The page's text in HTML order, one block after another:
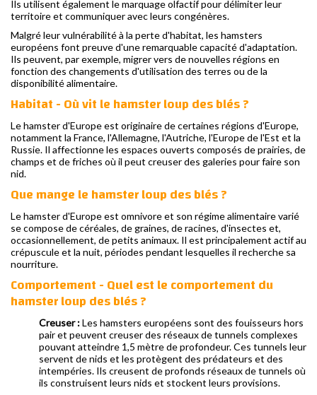
Ils utilisent également le marquage olfactif pour délimiter leur
territoire et communiquer avec leurs congénères.
Malgré leur vulnérabilité à la perte d'habitat, les hamsters
européens font preuve d'une remarquable capacité d'adaptation.
Ils peuvent, par exemple, migrer vers de nouvelles régions en
fonction des changements d'utilisation des terres ou de la
disponibilité alimentaire.
Habitat - Où vit le hamster loup des blés ?
Le hamster d'Europe est originaire de certaines régions d'Europe,
notamment la France, l'Allemagne, l'Autriche, l'Europe de l'Est et la
Russie. Il affectionne les espaces ouverts composés de prairies, de
champs et de friches où il peut creuser des galeries pour faire son
nid.
Que mange le hamster loup des blés ?
Le hamster d'Europe est omnivore et son régime alimentaire varié
se compose de céréales, de graines, de racines, d'insectes et,
occasionnellement, de petits animaux. Il est principalement actif au
crépuscule et la nuit, périodes pendant lesquelles il recherche sa
nourriture.
Comportement - Quel est le comportement du
hamster loup des blés ?
Creuser :Les hamsters européens sont des fouisseurs hors
pair et peuvent creuser des réseaux de tunnels complexes
pouvant atteindre 1,5 mètre de profondeur. Ces tunnels leur
servent de nids et les protègent des prédateurs et des
intempéries. Ils creusent de profonds réseaux de tunnels où
ils construisent leurs nids et stockent leurs provisions.